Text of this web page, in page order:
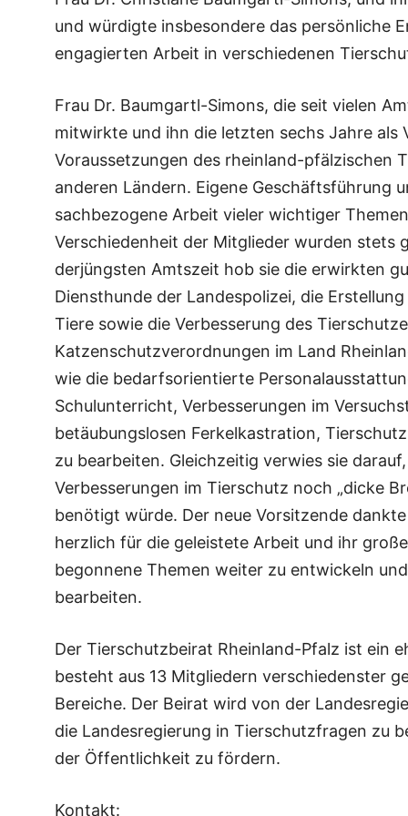
und würdigte insbesondere das persönliche
engagierten Arbeit in verschiedenen
Frau Dr. Baumgartl-Simons, die seit vielen
mitwirkte und ihn die letzten sechs Jahre
Voraussetzungen des rheinland-pfälzischen
anderen Ländern. Eigene Geschäftsführung
sachbezogene Arbeit vieler wichtiger
Verschiedenheit der Mitglieder wurden stets
derjüngsten Amtszeit hob sie die erwirkten
Diensthunde der Landespolizei, die
Tiere sowie die Verbesserung des
Katzenschutzverordnungen im Land
wie die bedarfsorientierte
Schulunterricht, Verbesserungen im
betäubungslosen Ferkelkastration,
zu bearbeiten. Gleichzeitig verwies sie
Verbesserungen im Tierschutz noch „dicke
benötigt würde. Der neue Vorsitzende
herzlich für die geleistete Arbeit und ihr
begonnene Themen weiter zu entwickeln
bearbeiten.
Der Tierschutzbeirat Rheinland-Pfalz ist ein
besteht aus 13 Mitgliedern verschiedenster
Bereiche. Der Beirat wird von der
die Landesregierung in Tierschutzfragen zu
der Öffentlichkeit zu fördern.
Kontakt: